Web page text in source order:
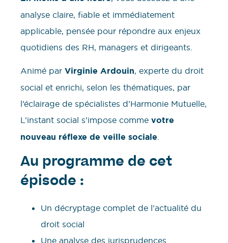
analyse claire, fiable et immédiatement
applicable, pensée pour répondre aux enjeux
quotidiens des RH, managers et dirigeants.
Animé par Virginie Ardouin, experte du droit
social et enrichi, selon les thématiques, par
l’éclairage de spécialistes d’Harmonie Mutuelle,
L’instant social s’impose comme votre
nouveau réflexe de veille sociale.
Au programme de cet
épisode :
Un décryptage complet de l’actualité du
droit social
Une analyse des jurisprudences